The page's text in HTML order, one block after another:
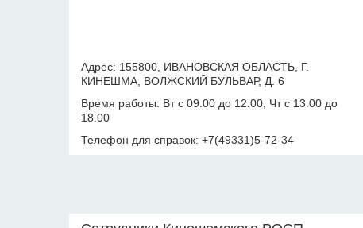
Адрес: 155800, ИВАНОВСКАЯ ОБЛАСТЬ, Г.
КИНЕШМА, ВОЛЖСКИЙ БУЛЬВАР, Д. 6
Время работы: Вт с 09.00 до 12.00, Чт с 13.00 до
18.00
Телефон для справок: +7(49331)5-72-34